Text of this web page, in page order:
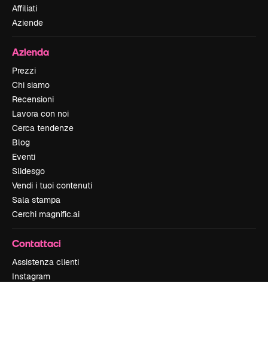
Affiliati
Aziende
Azienda
Prezzi
Chi siamo
Recensioni
Lavora con noi
Cerca tendenze
Blog
Eventi
Slidesgo
Vendi i tuoi contenuti
Sala stampa
Cerchi magnific.ai
Contattaci
Assistenza clienti
Instagram